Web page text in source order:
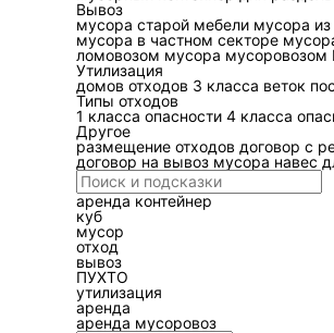
на
Вывоз
мусора старой мебели мусора
мусора в частном секторе
ломовозом мусора мусоровозом
Утилизация
домов отходов 3 класса веток
Типы отходов
1 класса опасности 4 класса
Другое
размещение отходов договор с
договор на вывоз мусора навес
аренда контейнер
куб
мусор
отход
вывоз
ПУХТО
утилизация
аренда
аренда мусоровоз